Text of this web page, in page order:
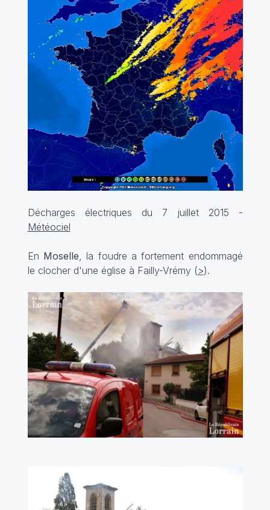
Décharges électriques du 7 juillet 2015 -
Météociel
En Moselle , la foudre a fortement endommagé
le clocher d'une église à Failly-Vrémy (>).